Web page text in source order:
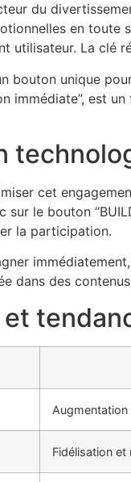
du
en toute
utilisateur. La
bouton unique
immédiate”, est
cet
le bouton
la participation.
dans des
Augmentation
Fidélisation et